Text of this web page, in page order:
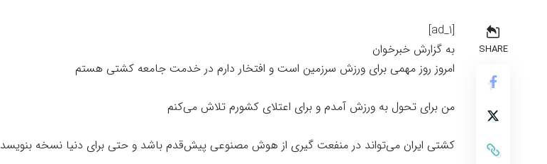
SHARE
[ad_1]
به گزارش خبرخوان
امروز روز مهمی برای ورزش سرزمین است و افتخار دارم در خدمت جامعه کشتی هستم
من برای تحول به ورزش آمدم و برای اعتلای کشورم تلاش می‌کنم
کشتی ایران می‌تواند در منفعت گیری از هوش مصنوعی پیش‌قدم باشد و حتی برای دنیا نسخه بنویسد